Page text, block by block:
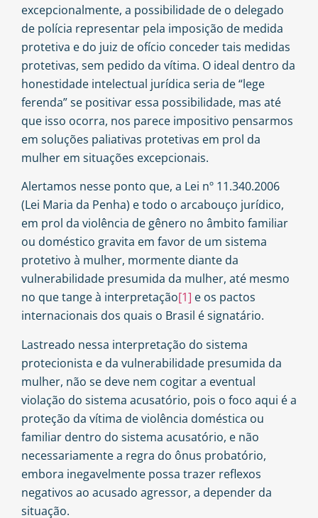
excepcionalmente, a possibilidade de o delegado
de polícia representar pela imposição de medida
protetiva e do juiz de ofício conceder tais medidas
protetivas, sem pedido da vítima. O ideal dentro da
honestidade intelectual jurídica seria de “lege
ferenda” se positivar essa possibilidade, mas até
que isso ocorra, nos parece impositivo pensarmos
em soluções paliativas protetivas em prol da
mulher em situações excepcionais.
Alertamos nesse ponto que, a Lei nº 11.340.2006
(Lei Maria da Penha) e todo o arcabouço jurídico,
em prol da violência de gênero no âmbito familiar
ou doméstico gravita em favor de um sistema
protetivo à mulher, mormente diante da
vulnerabilidade presumida da mulher, até mesmo
no que tange à interpretação[1] e os pactos
internacionais dos quais o Brasil é signatário.
Lastreado nessa interpretação do sistema
protecionista e da vulnerabilidade presumida da
mulher, não se deve nem cogitar a eventual
violação do sistema acusatório, pois o foco aqui é a
proteção da vítima de violência doméstica ou
familiar dentro do sistema acusatório, e não
necessariamente a regra do ônus probatório,
embora inegavelmente possa trazer reflexos
negativos ao acusado agressor, a depender da
situação.